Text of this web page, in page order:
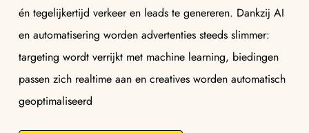
én tegelijkertijd verkeer en leads te genereren. Dankzij AI
en automatisering worden advertenties steeds slimmer:
targeting wordt verrijkt met machine learning, biedingen
passen zich realtime aan en creatives worden automatisch
geoptimaliseerd